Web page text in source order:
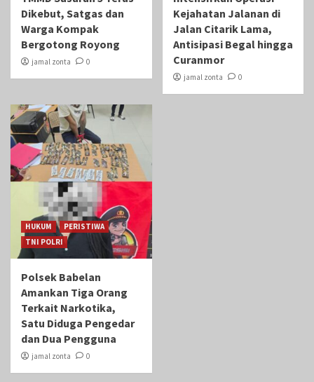
Dikebut, Satgas dan
Warga Kompak
Bergotong Royong
jamal zonta 0
Kejahatan Jalanan di
Jalan Citarik Lama,
Antisipasi Begal hingga
Curanmor
jamal zonta 0
HUKUM
PERISTIWA
TNI POLRI
Polsek Babelan
Amankan Tiga Orang
Terkait Narkotika,
Satu Diduga Pengedar
dan Dua Pengguna
jamal zonta 0